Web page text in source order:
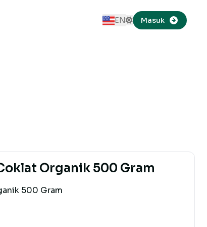
EN
Ganti ke Bahasa Indonesia
Switch to Dark Mode
Masuk
Organik 500 Gram
500 Gram